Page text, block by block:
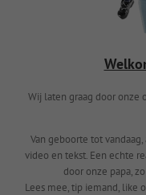
Wij laten graag door
Van geboorte tot
video en tekst. Een echte
door onze papa,
Lees mee, tip iemand, like